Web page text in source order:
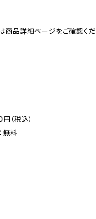
商品詳細ページをご確認くだ
（税込）
無料